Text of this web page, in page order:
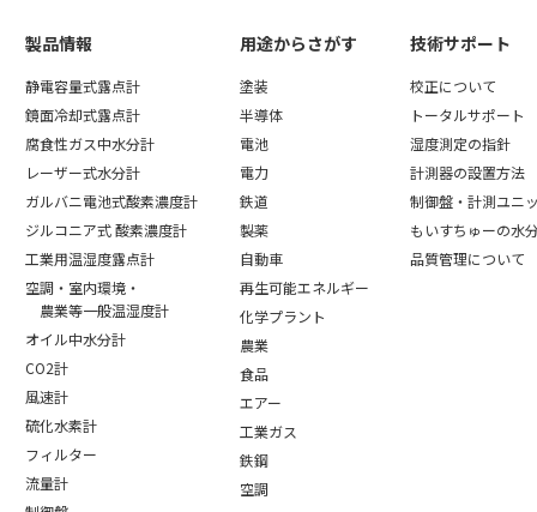
計、温湿度計、水分計｜テクネ計測 TEKHNE Corporation
製品情報
静電容量式露点計
鏡面冷却式露点計
腐食性ガス中水分計
レーザー式水分計
ガルバニ電池式酸素濃度計
ジルコニア式 酸素濃度計
工業用温湿度露点計
空調・室内環境・
農業等一般温湿度計
オイル中水分計
CO2計
風速計
硫化水素計
フィルター
流量計
用途からさがす
塗装
半導体
電池
電力
鉄道
製薬
自動車
再生可能エネルギー
化学プラント
農業
食品
エアー
工業ガス
鉄鋼
空調
技術サポート
校正について
トータルサポート
湿度測定の指針
計測器の設置方法
制御盤・計測ユニ
もいすちゅーの水
品質管理について